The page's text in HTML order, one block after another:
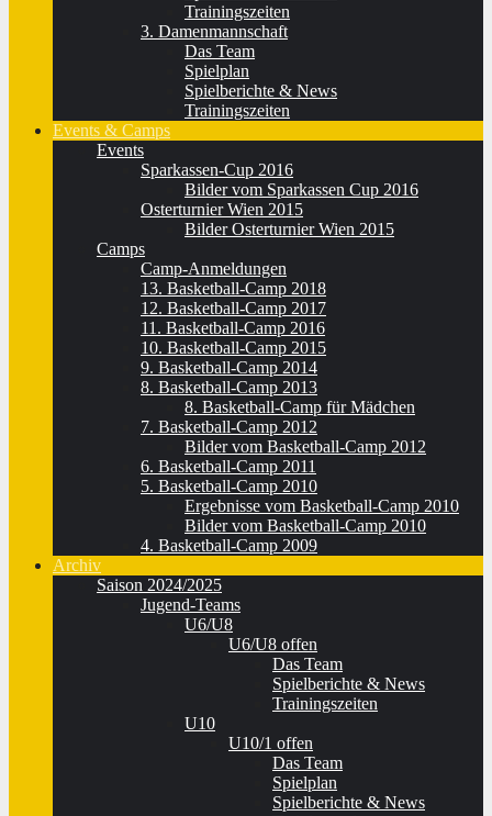
Trainingszeiten
3. Damenmannschaft
Das Team
Spielplan
Spielberichte & News
Trainingszeiten
Events & Camps
Events
Sparkassen-Cup 2016
Bilder vom Sparkassen Cup 2016
Osterturnier Wien 2015
Bilder Osterturnier Wien 2015
Camps
Camp-Anmeldungen
13. Basketball-Camp 2018
12. Basketball-Camp 2017
11. Basketball-Camp 2016
10. Basketball-Camp 2015
9. Basketball-Camp 2014
8. Basketball-Camp 2013
8. Basketball-Camp für Mädchen
7. Basketball-Camp 2012
Bilder vom Basketball-Camp 2012
6. Basketball-Camp 2011
5. Basketball-Camp 2010
Ergebnisse vom Basketball-Camp 2010
Bilder vom Basketball-Camp 2010
4. Basketball-Camp 2009
Archiv
Saison 2024/2025
Jugend-Teams
U6/U8
U6/U8 offen
Das Team
Spielberichte & News
Trainingszeiten
U10
U10/1 offen
Das Team
Spielplan
Spielberichte & News